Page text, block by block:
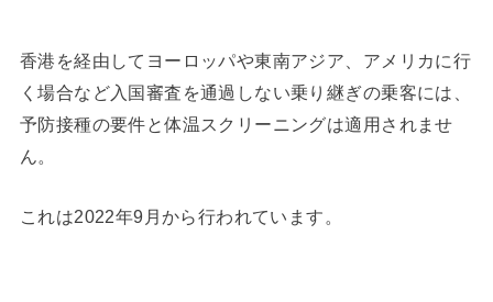
香港を経由してヨーロッパや東南アジア、アメリカに行
く場合など入国審査を通過しない乗り継ぎの乗客には、
予防接種の要件と体温スクリーニングは適用されませ
ん。
これは2022年9月から行われています。